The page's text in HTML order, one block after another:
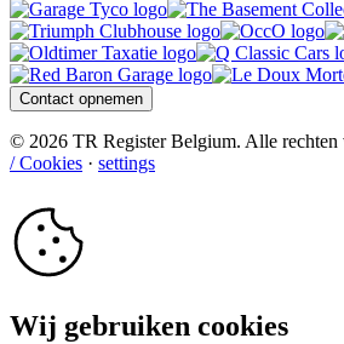
Contact opnemen
© 2026 TR Register Belgium. Alle rechten
/ Cookies · settings
Wij gebruiken cookies